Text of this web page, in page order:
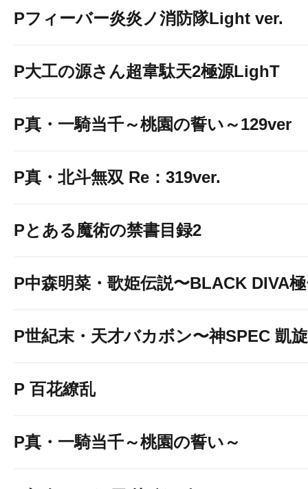
Pフィーバー炎炎ノ消防隊Light ver.
P大工の源さん超韋駄天2極源LighT
P真・一騎当千～桃園の誓い～129ver
P真・北斗無双 Re：319ver.
Pとある魔術の禁書目録2
P中森明菜・歌姫伝説〜BLACK DIVA
P世紀末・天才バカボン〜神SPEC 凱
P 百花繚乱
P真・一騎当千～桃園の誓い～